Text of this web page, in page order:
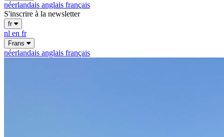
néerlandais anglais français
S'inscrire à la newsletter
fr
nl en fr
Frans
néerlandais anglais français